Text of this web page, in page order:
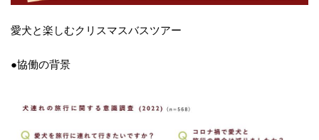
愛犬と楽しむクリスマスバスツアー
●協働の背景